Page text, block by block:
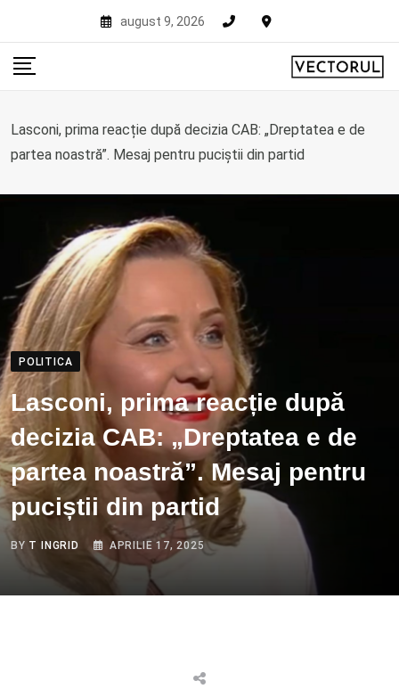
content
august 9, 2026
Lasconi, prima reacție după decizia CAB: „Dreptatea e de
partea noastră”. Mesaj pentru puciștii din partid
POLITICA
Lasconi, prima reacție după
decizia CAB: „Dreptatea e de
partea noastră”. Mesaj pentru
puciștii din partid
BY T INGRID APRILIE 17, 2025